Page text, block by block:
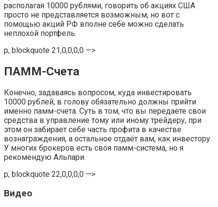
располагая 10000 рублями, говорить об акциях США
просто не представляется возможным, но вот с
помощью акций РФ вполне себе можно сделать
неплохой портфель.
p, blockquote 21,0,0,0,0 —>
ПАММ-Счета
Конечно, задаваясь вопросом, куда инвестировать
10000 рублей, в голову обязательно должны прийти
именно памм-счета. Суть в том, что вы передаёте свои
средства в управление тому или иному трейдеру, при
этом он забирает себе часть профита в качестве
вознаграждения, а остальное отдаёт вам, как инвестору.
У многих брокеров есть своя памм-система, но я
рекомендую Альпари.
p, blockquote 22,0,0,0,0 —>
Видео